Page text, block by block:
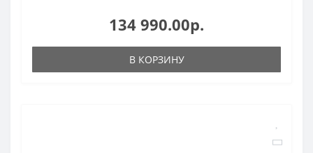
134 990.00р.
В КОРЗИНУ